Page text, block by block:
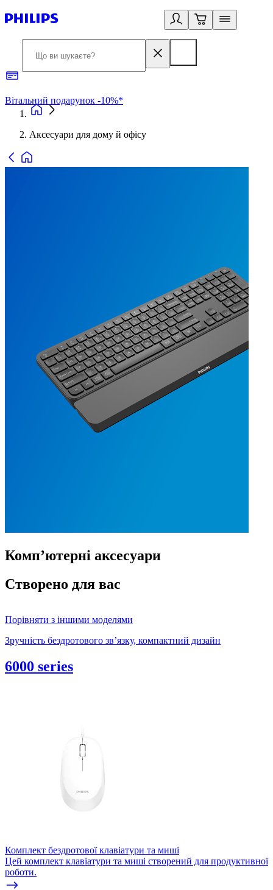
Вітальний подарунок -10%*
Аксесуари для дому й офісу
Комп’ютерні аксесуари
Створено для вас
Порівняти з іншими моделями
Зручність бездротового зв’язку, компактний дизайн
6000 series
Комплект бездротової клавіатури та миші
Цей комплект клавіатури та миші створений для продуктивної
роботи.